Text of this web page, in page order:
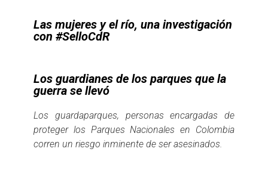
Las mujeres y el río, una investigación
con #SelloCdR
Los guardianes de los parques que la
guerra se llevó
Los guardaparques, personas encargadas de
proteger los Parques Nacionales en Colombia
corren un riesgo inminente de ser asesinados.